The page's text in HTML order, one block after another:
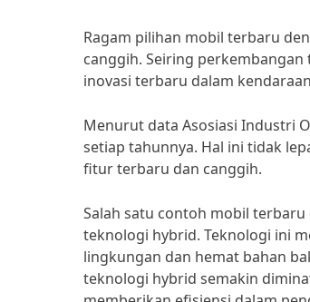
Ragam pilihan mobil terbaru
canggih. Seiring
inovasi terbaru dalam
Menurut data Asosiasi Industri
setiap tahunnya. Hal ini tidak
fitur terbaru dan canggih.
Salah satu contoh mobil
teknologi hybrid. Teknologi ini
lingkungan dan hemat bahan
teknologi hybrid semakin